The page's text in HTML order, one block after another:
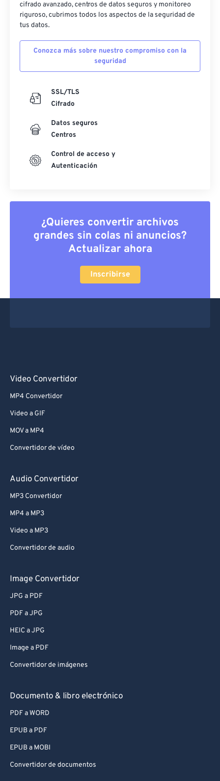
cifrado avanzado, centros de datos seguros y monitoreo
riguroso, cubrimos todos los aspectos de la seguridad de
tus datos.
Conozca más sobre nuestro compromiso con la
seguridad
SSL/TLS
Cifrado
Datos seguros
Centros
Control de acceso y
Autenticación
¿Quieres convertir archivos
grandes sin colas ni anuncios?
Actualizar ahora
Inscribirse
Video Convertidor
MP4 Convertidor
Video a GIF
MOV a MP4
Convertidor de vídeo
Audio Convertidor
MP3 Convertidor
MP4 a MP3
Video a MP3
Convertidor de audio
Image Convertidor
JPG a PDF
PDF a JPG
HEIC a JPG
Image a PDF
Convertidor de imágenes
Documento & libro electrónico
PDF a WORD
EPUB a PDF
EPUB a MOBI
Convertidor de documentos